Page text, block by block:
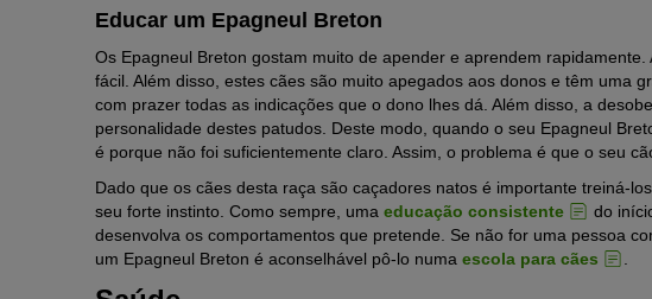
Educar um Epagneul Breton
Os Epagneul Breton gostam muito de apender e aprendem
fácil. Além disso, estes cães são muito apegados aos donos e têm uma
com prazer todas as indicações que o dono lhes dá. Além disso, a
personalidade destes patudos. Deste modo, quando o seu Epagneul
é porque não foi suficientemente claro. Assim, o problema é que o seu
Dado que os cães desta raça são caçadores natos é importante treiná-
seu forte instinto. Como sempre, uma educação consistente
do
desenvolva os comportamentos que pretende. Se não for uma pessoa
um Epagneul Breton é aconselhável pô-lo numa escola para cães